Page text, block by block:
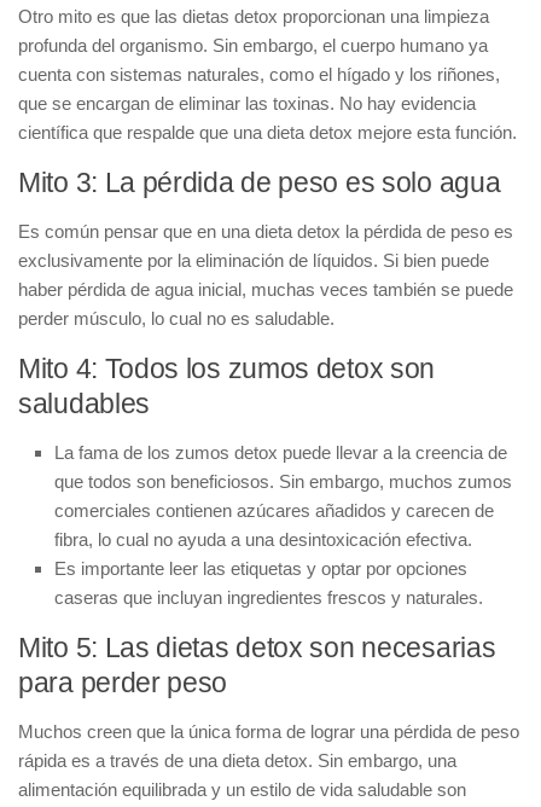
Otro mito es que las dietas detox proporcionan una limpieza
profunda del organismo. Sin embargo, el cuerpo humano ya
cuenta con sistemas naturales, como el hígado y los riñones,
que se encargan de eliminar las toxinas. No hay evidencia
científica que respalde que una dieta detox mejore esta función.
Mito 3: La pérdida de peso es solo agua
Es común pensar que en una dieta detox la pérdida de peso es
exclusivamente por la eliminación de líquidos. Si bien puede
haber pérdida de agua inicial, muchas veces también se puede
perder músculo, lo cual no es saludable.
Mito 4: Todos los zumos detox son
saludables
La fama de los zumos detox puede llevar a la creencia de
que todos son beneficiosos. Sin embargo, muchos zumos
comerciales contienen azúcares añadidos y carecen de
fibra, lo cual no ayuda a una desintoxicación efectiva.
Es importante leer las etiquetas y optar por opciones
caseras que incluyan ingredientes frescos y naturales.
Mito 5: Las dietas detox son necesarias
para perder peso
Muchos creen que la única forma de lograr una pérdida de peso
rápida es a través de una dieta detox. Sin embargo, una
alimentación equilibrada y un estilo de vida saludable son